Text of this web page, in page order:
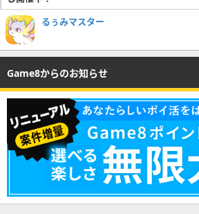
るぅみマスター
Game8からのお知らせ